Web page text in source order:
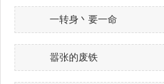
一转身丶要一命
嚣张的废铁